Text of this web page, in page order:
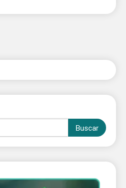
Buscar